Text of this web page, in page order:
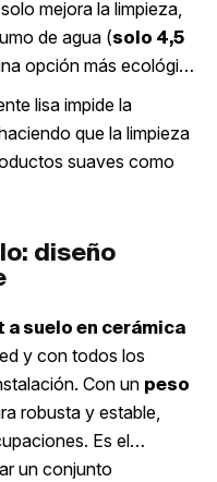
mejora la limpieza,
de agua (solo 4,5
opción más ecológica
lisa impide la
que la limpieza
suaves como
diseño
a suelo en cerámica
y con todos los
Con un peso
robusta y estable,
Es el
un conjunto